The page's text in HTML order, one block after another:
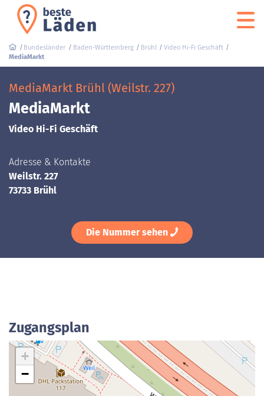
Bundesländer Baden-Württemberg Brühl
Video Hi-Fi Geschäft
MediaMarkt
MediaMarkt Brühl (Weilstr. 227)
MediaMarkt
Video Hi-Fi Geschäft
Adresse & Kontakte
Weilstr. 227
73733 Brühl
Die Nummer sehen
Zugangsplan
+
−